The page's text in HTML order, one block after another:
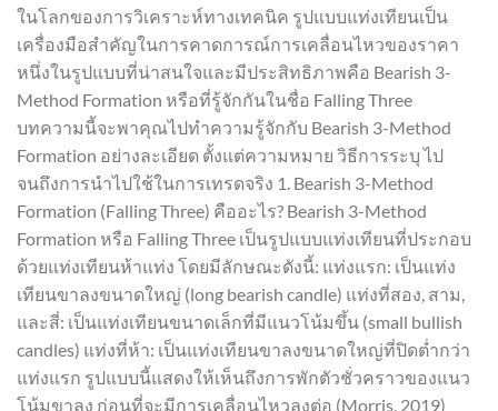
ในโลกของการวิเคราะห์ทางเทคนิค รูปแบบแท่งเทียนเป็น
เครื่องมือสำคัญในการคาดการณ์การเคลื่อนไหวของราคา
หนึ่งในรูปแบบที่น่าสนใจและมีประสิทธิภาพคือ Bearish 3-
Method Formation หรือที่รู้จักกันในชื่อ Falling Three
บทความนี้จะพาคุณไปทำความรู้จักกับ Bearish 3-Method
Formation อย่างละเอียด ตั้งแต่ความหมาย วิธีการระบุ ไป
จนถึงการนำไปใช้ในการเทรดจริง 1. Bearish 3-Method
Formation (Falling Three) คืออะไร? Bearish 3-Method
Formation หรือ Falling Three เป็นรูปแบบแท่งเทียนที่ประกอบ
ด้วยแท่งเทียนห้าแท่ง โดยมีลักษณะดังนี้: แท่งแรก: เป็นแท่ง
เทียนขาลงขนาดใหญ่ (long bearish candle) แท่งที่สอง, สาม,
และสี่: เป็นแท่งเทียนขนาดเล็กที่มีแนวโน้มขึ้น (small bullish
candles) แท่งที่ห้า: เป็นแท่งเทียนขาลงขนาดใหญ่ที่ปิดต่ำกว่า
แท่งแรก รูปแบบนี้แสดงให้เห็นถึงการพักตัวชั่วคราวของแนว
โน้มขาลง ก่อนที่จะมีการเคลื่อนไหวลงต่อ (Morris, 2019)